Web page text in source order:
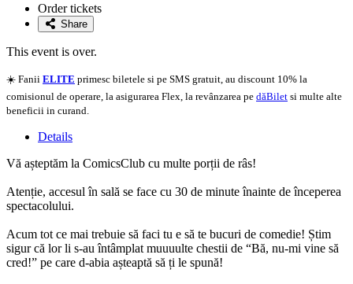
favoriteOrder tickets
Share
This event is over.
☀️ Fanii ELITE primesc biletele si pe SMS gratuit, au discount 10% la
comisionul de operare, la asigurarea Flex, la revânzarea pe dăBilet si multe alte
beneficii in curand.
Details
Vă așteptăm la ComicsClub cu multe porții de râs!
Atenție, accesul în sală se face cu 30 de minute înainte de începerea
spectacolului.
Acum tot ce mai trebuie să faci tu e să te bucuri de comedie! Știm
sigur că lor li s-au întâmplat muuuulte chestii de “Bă, nu-mi vine să
cred!” pe care d-abia așteaptă să ți le spună!